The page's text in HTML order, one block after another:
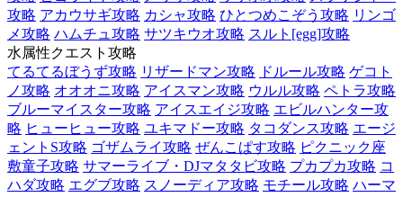
攻略 アカウサギ攻略 カシャ攻略 ひとつめこぞう攻略 リンゴ
メ攻略 ハムチュ攻略 サツキウオ攻略 スルト[egg]攻略
水属性クエスト攻略
てるてるぼうず攻略 リザードマン攻略 ドルール攻略 ゲコト
ノ攻略 オオオニ攻略 アイスマン攻略 ウルル攻略 ペトラ攻略
ブルーマイスター攻略 アイスエイジ攻略 エビルハンター攻
略 ヒューヒュー攻略 ユキマドー攻略 タコダンス攻略 エージ
ェントS攻略 ゴザムライ攻略 ぜんこぱす攻略 ピクニック座
敷童子攻略 サマーライブ・DJマタタビ攻略 プカプカ攻略 コ
ハダ攻略 エグブ攻略 スノーディア攻略 モチール攻略 ハーマ